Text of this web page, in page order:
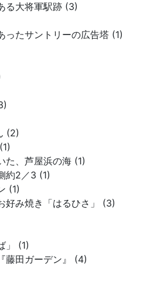
る大将軍駅跡 (3)
ったサントリーの広告塔 (1)
(2)
た、芦屋浜の海 (1)
約2／3 (1)
(1)
好み焼き「はるひさ」 (3)
」 (1)
藤田ガーデン』 (4)